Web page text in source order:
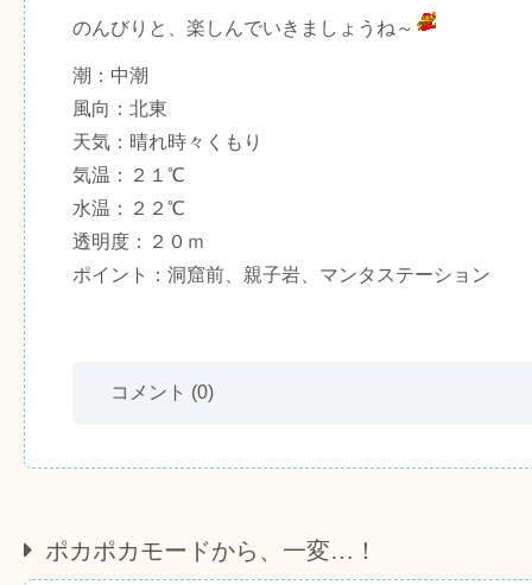
のんびりと、楽しんでいきましょうね～
潮：中潮
風向：北東
天気：晴れ時々くもり
気温：２１℃
水温：２２℃
透明度：２０ｍ
ポイント：洞窟前、親子岩、マンタステーション
コメント (0)
ポカポカモードから、一変…！